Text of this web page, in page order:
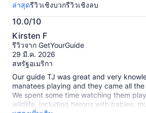
กับ
กิจกรรม
นี้
ข้อมูล
เพิ่ม
เติม
เกี่ยว
รีวิว
ที่
ได้
รับ
ล่าสุดรีวิวเชิงบวกรีวิวเชิงลบ
10.0/10
10.0
จาก
10
Kirsten F
รีวิวจาก GetYourGuide
29 มี.ค. 2026
สหรัฐอเมริกา
Our guide TJ was great and very
manatees playing and they came all
We spent some time watching them
wildlife, including herons with babies,